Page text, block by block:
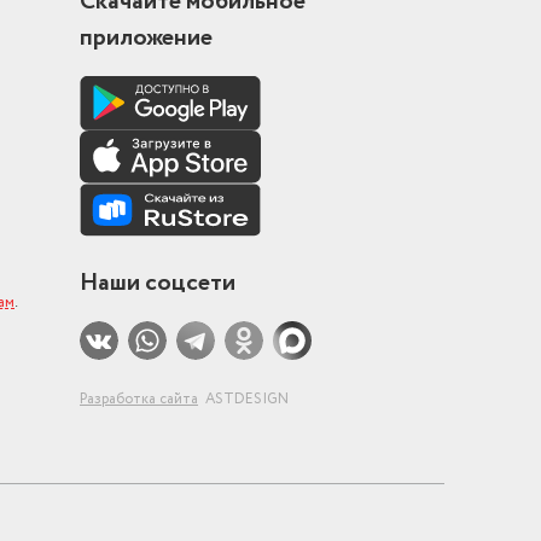
.
приложение
Наши соцсети
Разработка сайта ASTDESIGN